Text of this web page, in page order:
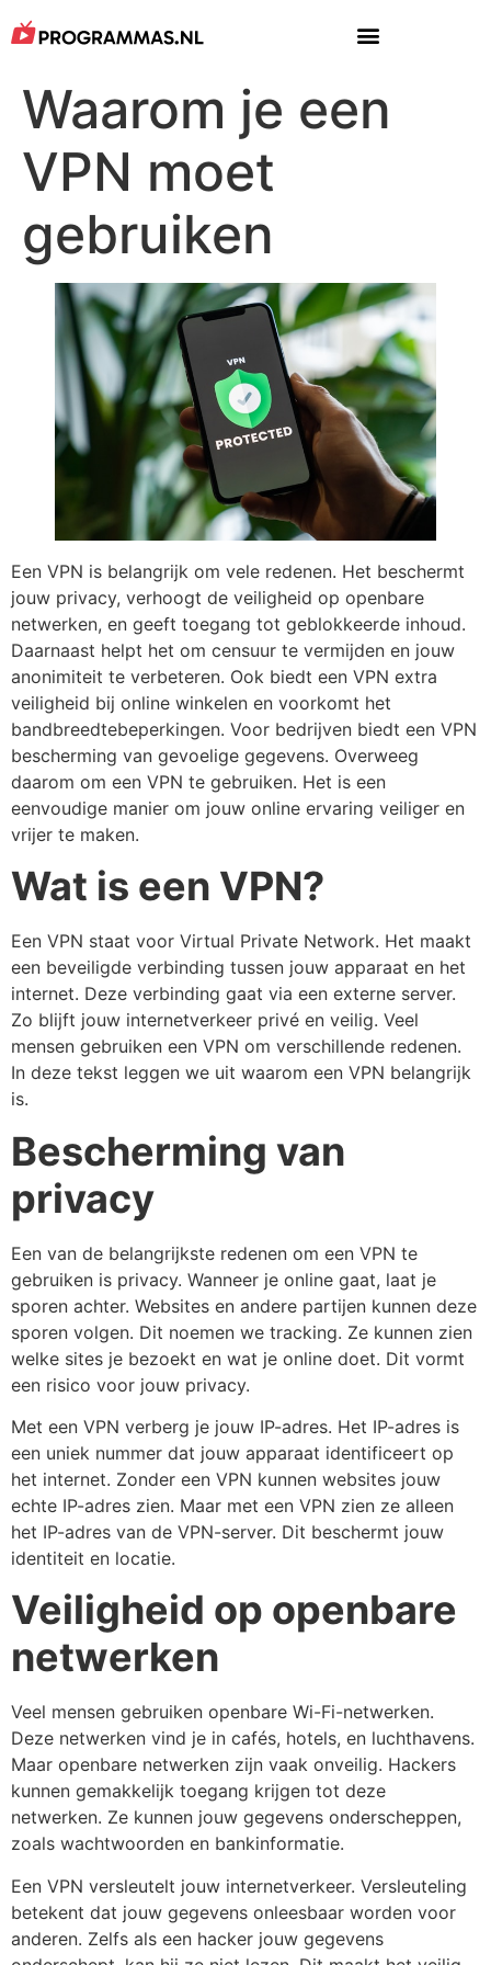
Waarom je een
VPN moet
gebruiken
Een VPN is belangrijk om vele redenen. Het beschermt
jouw privacy, verhoogt de veiligheid op openbare
netwerken, en geeft toegang tot geblokkeerde inhoud.
Daarnaast helpt het om censuur te vermijden en jouw
anonimiteit te verbeteren. Ook biedt een VPN extra
veiligheid bij online winkelen en voorkomt het
bandbreedtebeperkingen. Voor bedrijven biedt een VPN
bescherming van gevoelige gegevens. Overweeg
daarom om een VPN te gebruiken. Het is een
eenvoudige manier om jouw online ervaring veiliger en
vrijer te maken.
Wat is een VPN?
Een VPN staat voor Virtual Private Network. Het maakt
een beveiligde verbinding tussen jouw apparaat en het
internet. Deze verbinding gaat via een externe server.
Zo blijft jouw internetverkeer privé en veilig. Veel
mensen gebruiken een VPN om verschillende redenen.
In deze tekst leggen we uit waarom een VPN belangrijk
is.
Bescherming van
privacy
Een van de belangrijkste redenen om een VPN te
gebruiken is privacy. Wanneer je online gaat, laat je
sporen achter. Websites en andere partijen kunnen deze
sporen volgen. Dit noemen we tracking. Ze kunnen zien
welke sites je bezoekt en wat je online doet. Dit vormt
een risico voor jouw privacy.
Met een VPN verberg je jouw IP-adres. Het IP-adres is
een uniek nummer dat jouw apparaat identificeert op
het internet. Zonder een VPN kunnen websites jouw
echte IP-adres zien. Maar met een VPN zien ze alleen
het IP-adres van de VPN-server. Dit beschermt jouw
identiteit en locatie.
Veiligheid op openbare
netwerken
Veel mensen gebruiken openbare Wi-Fi-netwerken.
Deze netwerken vind je in cafés, hotels, en luchthavens.
Maar openbare netwerken zijn vaak onveilig. Hackers
kunnen gemakkelijk toegang krijgen tot deze
netwerken. Ze kunnen jouw gegevens onderscheppen,
zoals wachtwoorden en bankinformatie.
Een VPN versleutelt jouw internetverkeer. Versleuteling
betekent dat jouw gegevens onleesbaar worden voor
anderen. Zelfs als een hacker jouw gegevens